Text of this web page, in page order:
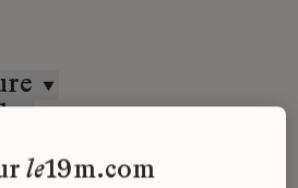
le19m.com